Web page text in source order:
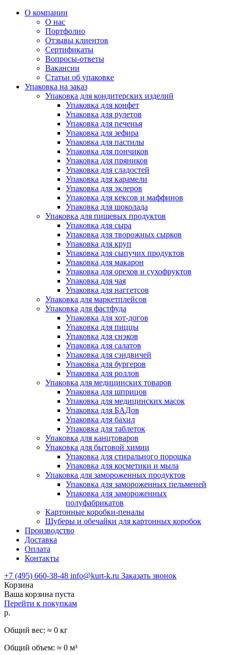
О компании
О нас
Портфолио
Отзывы клиентов
Сертификаты
Вопросы-ответы
Вакансии
Статьи об упаковке
Упаковка на заказ
Упаковка для кондитерских изделий
Упаковка для конфет
Упаковка для рулетов
Упаковка для печенья
Упаковка для зефира
Упаковка для пастилы
Упаковка для пончиков
Упаковка для пряников
Упаковка для сладостей
Упаковка для карамели
Упаковка для эклеров
Упаковка для кексов и маффинов
Упаковка для шоколада
Упаковка для пищевых продуктов
Упаковка для сыра
Упаковка для творожных сырков
Упаковка для круп
Упаковка для сыпучих продуктов
Упаковка для макарон
Упаковка для орехов и сухофруктов
Упаковка для чая
Упаковка для наггетсов
Упаковка для маркетплейсов
Упаковка для фастфуда
Упаковка для хот-догов
Упаковка для пиццы
Упаковка для снэков
Упаковка для салатов
Упаковка для сэндвичей
Упаковка для бургеров
Упаковка для роллов
Упаковка для медицинских товаров
Упаковка для шприцов
Упаковка для медицинских масок
Упаковка для БАДов
Упаковка для бахил
Упаковка для таблеток
Упаковка для канцтоваров
Упаковка для бытовой химии
Упаковка для стирального порошка
Упаковка для косметики и мыла
Упаковка для замороженных продуктов
Упаковка для замороженных пельменей
Упаковка для замороженных
полуфабрикатов
Картонные коробки-пеналы
Шуберы и обечайки для картонных коробок
Производство
Доставка
Оплата
Контакты
+7 (495) 660-38-48 info@kurt-k.ru Заказать звонок
Корзина
Ваша корзина пуста
Перейти к покупкам
р.
Общий вес: ≈ 0 кг
Общий объем: ≈ 0 м³